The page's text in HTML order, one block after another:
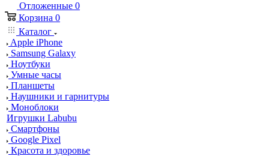
Отложенные 0
Корзина 0
Каталог
Apple iPhone
Samsung Galaxy
Ноутбуки
Умные часы
Планшеты
Наушники и гарнитуры
Моноблоки
Игрушки Labubu
Смартфоны
Google Pixel
Красота и здоровье